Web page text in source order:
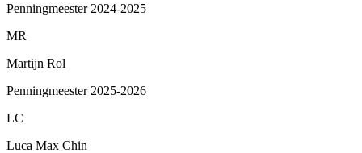
Penningmeester 2024-2025
MR
Martijn Rol
Penningmeester 2025-2026
LC
Luca Max Chin